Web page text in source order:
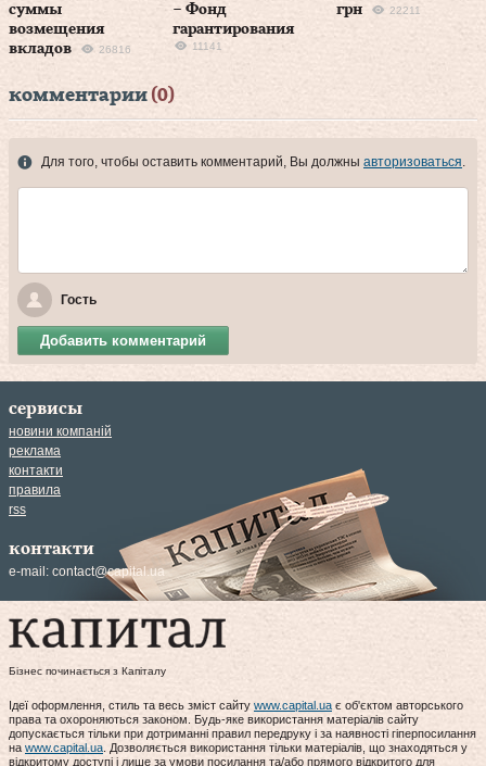
суммы
возмещения
вкладов
26816
– Фонд
гарантирования
11141
грн
22211
комментарии (0)
Для того, чтобы оставить комментарий, Вы должны авторизоваться.
Гость
Добавить комментарий
сервисы
новини компаній
реклама
контакти
правила
rss
контакти
e-mail: contact@capital.ua
Бізнес починається з Капіталу
Ідеї оформлення, стиль та весь зміст сайту www.capital.uaє об'єктом авторського
права та охороняються законом. Будь-яке використання матеріалів сайту
допускається тільки при дотриманні правил передруку і за наявності гіперпосилання
на www.capital.ua. Дозволяється використання тільки матеріалів, що знаходяться у
відкритому доступі і лише за умови посилання та/або прямого відкритого для